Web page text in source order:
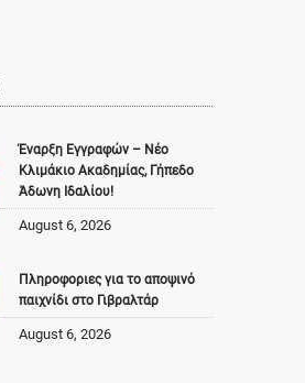
Έναρξη Εγγραφών – Νέο
Κλιμάκιο Ακαδημίας, Γήπεδο
Άδωνη Ιδαλίου!
August 6, 2026
Πληροφοριες για το αποψινό
παιχνίδι στο Γιβραλτάρ
August 6, 2026